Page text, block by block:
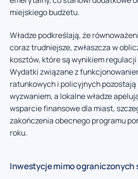
miejskiego budżetu.
Władze podkreślają, że
coraz trudniejsze, zwłaszcza w
kosztów, które są wynikiem
Wydatki związane z
ratunkowych i policyjnych pozostają
wyzwaniem, a lokalne władze
wsparcie finansowe dla miast,
zakończenia obecnego programu
roku.
Inwestycje mimo ograniczonych